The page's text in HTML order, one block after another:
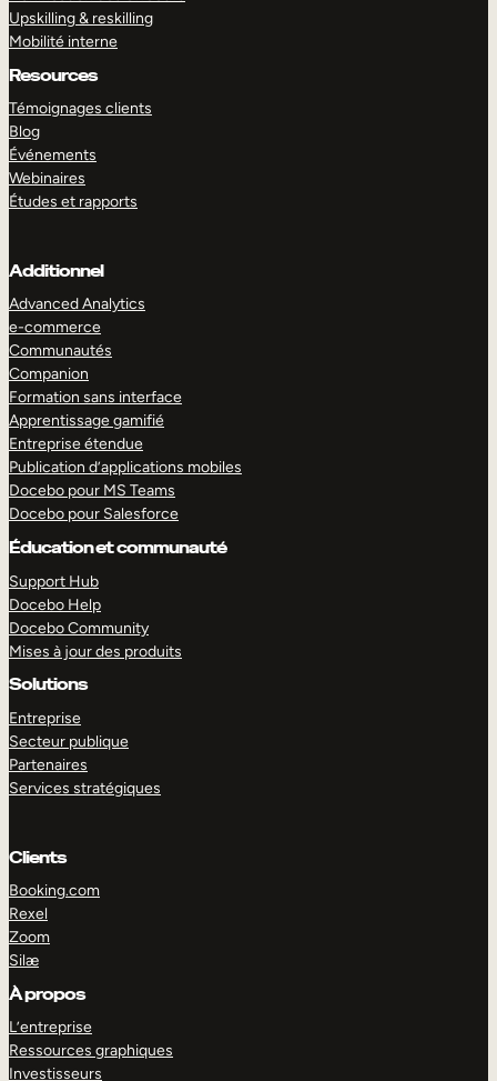
Upskilling & reskilling
Mobilité interne
Resources
Témoignages clients
Blog
Événements
Webinaires
Études et rapports
Additionnel
Advanced Analytics
e-commerce
Communautés
Companion
Formation sans interface
Apprentissage gamifié
Entreprise étendue
Publication d’applications mobiles
Docebo pour MS Teams
Docebo pour Salesforce
Éducation et communauté
Support Hub
Docebo Help
Docebo Community
Mises à jour des produits
Solutions
Entreprise
Secteur publique
Partenaires
Services stratégiques
Clients
Booking.com
Rexel
Zoom
Silæ
À propos
L’entreprise
Ressources graphiques
Investisseurs